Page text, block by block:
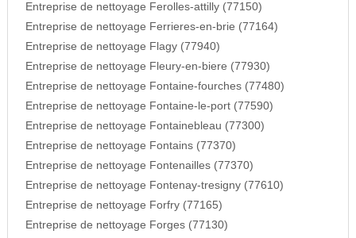
Entreprise de nettoyage Ferolles-attilly (77150)
Entreprise de nettoyage Ferrieres-en-brie (77164)
Entreprise de nettoyage Flagy (77940)
Entreprise de nettoyage Fleury-en-biere (77930)
Entreprise de nettoyage Fontaine-fourches (77480)
Entreprise de nettoyage Fontaine-le-port (77590)
Entreprise de nettoyage Fontainebleau (77300)
Entreprise de nettoyage Fontains (77370)
Entreprise de nettoyage Fontenailles (77370)
Entreprise de nettoyage Fontenay-tresigny (77610)
Entreprise de nettoyage Forfry (77165)
Entreprise de nettoyage Forges (77130)